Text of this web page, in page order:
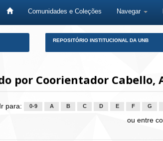
Comunidades e Coleções Navegar
REPOSITÓRIO INSTITUCIONAL DA UNB
por Coorientador Cabello,
Ir para: 0-9 A B C D E F G
ou entre